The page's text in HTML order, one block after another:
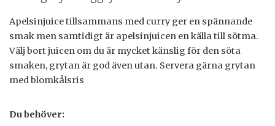
Apelsinjuice tillsammans med curry ger en spännande
smak men samtidigt är apelsinjuicen en källa till sötma.
Välj bort juicen om du är mycket känslig för den söta
smaken, grytan är god även utan. Servera gärna grytan
med blomkålsris
Du behöver: